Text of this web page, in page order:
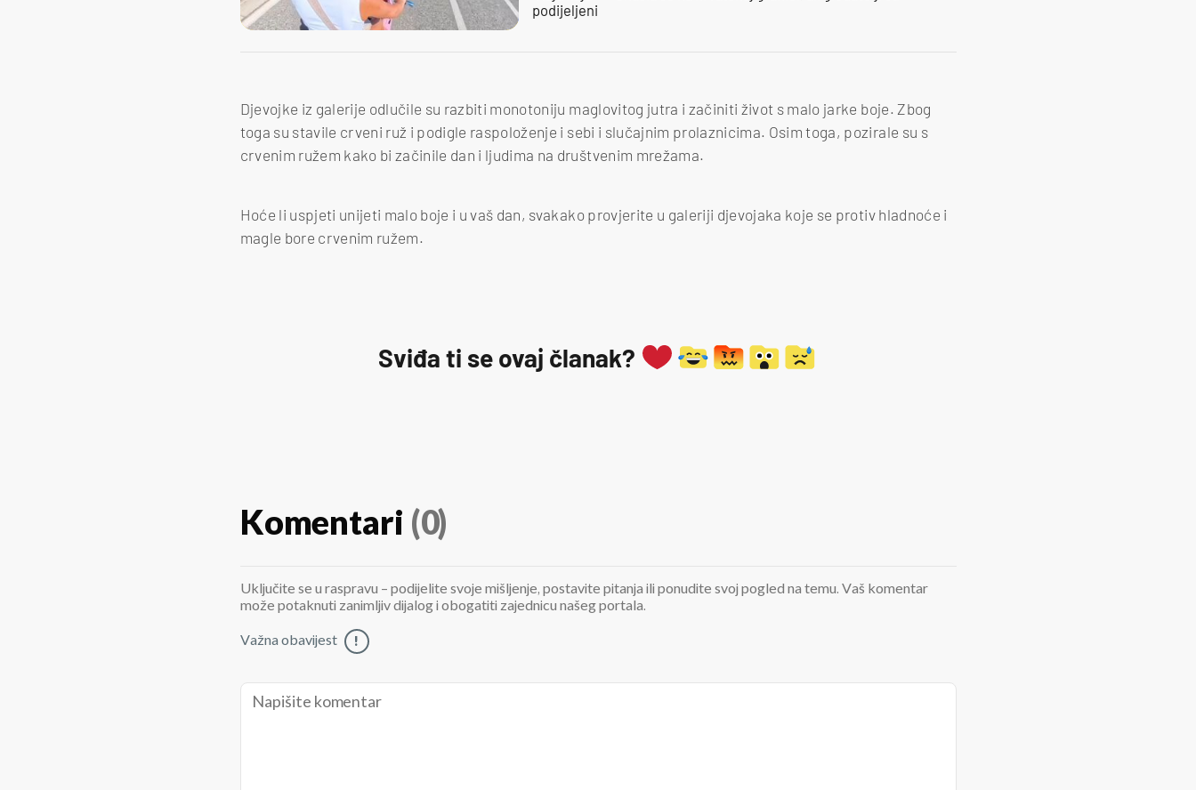
podijeljeni
Djevojke iz galerije odlučile su razbiti monotoniju maglovitog jutra i začiniti život s malo jarke boje. Zbog
toga su stavile crveni ruž i podigle raspoloženje i sebi i slučajnim prolaznicima. Osim toga, pozirale su s
crvenim ružem kako bi začinile dan i ljudima na društvenim mrežama.
Hoće li uspjeti unijeti malo boje i u vaš dan, svakako provjerite u galeriji djevojaka koje se protiv hladnoće i
magle bore crvenim ružem.
Sviđa ti se ovaj članak?
Komentari (0)
Uključite se u raspravu – podijelite svoje mišljenje, postavite pitanja ili ponudite svoj pogled na temu. Vaš komentar
može potaknuti zanimljiv dijalog i obogatiti zajednicu našeg portala.
Važna obavijest !